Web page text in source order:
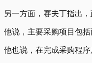
另一方面，赛夫丁指出
他说，主要采购项目包
他也说，在完成采购程